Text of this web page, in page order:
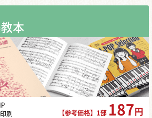
ベント...
原稿を乗り越えて、いざ楽しい同人誌
即売会に参加！ …と言いたいところ
ですが、同人誌即売会にもしっかりと
準備して挑みまし […]
本
刷
【参考価格】1部 187 円